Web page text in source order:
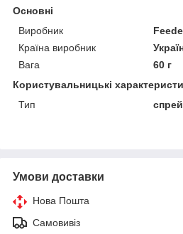
Основні
Виробник
Країна виробник
Вага
60 г
Користувальницькі
Тип
Умови доставки
Нова Пошта
Самовивіз